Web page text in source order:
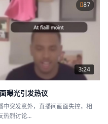
87
3:24
曝光引发热议
突发意外，直播间画面失控，相
热烈讨论...